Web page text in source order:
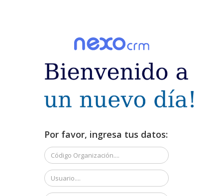
Por favor, ingresa tus datos: